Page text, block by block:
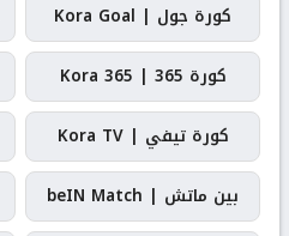
كورة جول | Kora Goal
كورة 365 | Kora 365
كورة تيفي | Kora TV
بين ماتش | beIN Match